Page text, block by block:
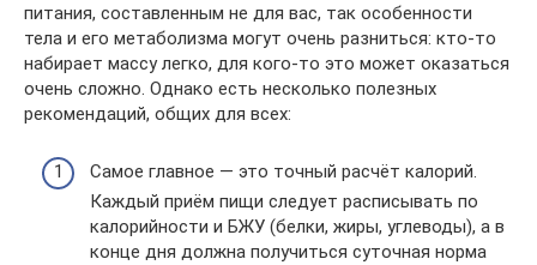
питания, составленным не для вас, так особенности
тела и его метаболизма могут очень разниться: кто-то
набирает массу легко, для кого-то это может оказаться
очень сложно. Однако есть несколько полезных
рекомендаций, общих для всех:
Самое главное — это точный расчёт калорий.
Каждый приём пищи следует расписывать по
калорийности и БЖУ (белки, жиры, углеводы), а в
конце дня должна получиться суточная норма